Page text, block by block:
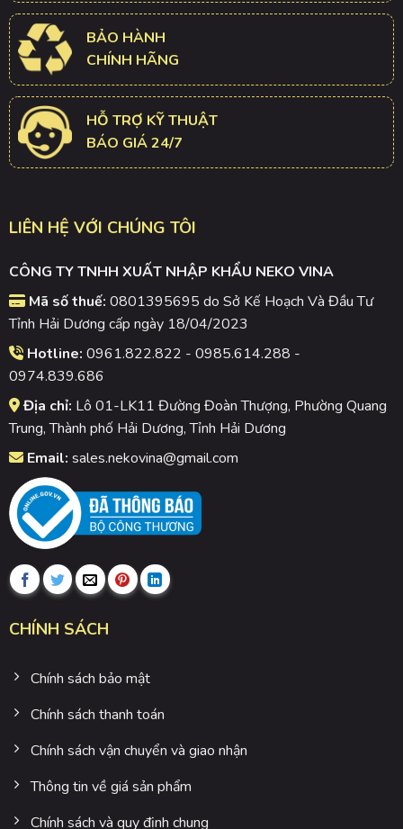
BẢO HÀNH
CHÍNH HÃNG
HỖ TRỢ KỸ THUẬT
BÁO GIÁ 24/7
LIÊN HỆ VỚI CHÚNG TÔI
CÔNG TY TNHH XUẤT NHẬP KHẨU NEKO VINA
Mã số thuế: 0801395695 do Sở Kế Hoạch Và Đầu Tư
Tỉnh Hải Dương cấp ngày 18/04/2023
Hotline: 0961.822.822 - 0985.614.288 -
0974.839.686
Địa chỉ: Lô 01-LK11 Đường Đoàn Thượng, Phường Quang
Trung, Thành phố Hải Dương, Tỉnh Hải Dương
Email: sales.nekovina@gmail.com
CHÍNH SÁCH
Chính sách bảo mật
Chính sách thanh toán
Chính sách vận chuyển và giao nhận
Thông tin về giá sản phẩm
Chính sách và quy định chung